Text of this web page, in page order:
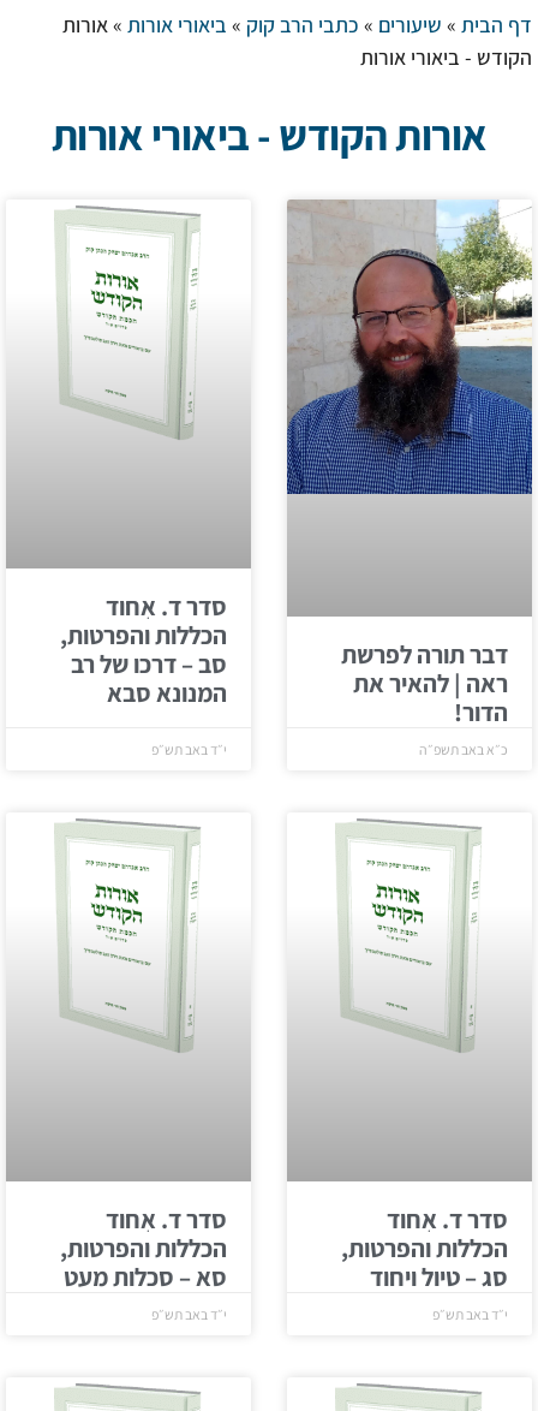
דף הבית » שיעורים » כתבי הרב קוק » ביאורי אורות »אורות
הקודש - ביאורי אורות
אורות הקודש - ביאורי אורות
דבר תורה לפרשת
ראה | להאיר את
הדור!
כ״א באב תשפ״ה
סדר ד. אִחוד
הכללות והפרטות,
סב – דרכו של רב
המנונא סבא
י״ד באב תש״פ
סדר ד. אִחוד
הכללות והפרטות,
סג – טיול ויחוד
י״ד באב תש״פ
סדר ד. אִחוד
הכללות והפרטות,
סא – סכלות מעט
י״ד באב תש״פ